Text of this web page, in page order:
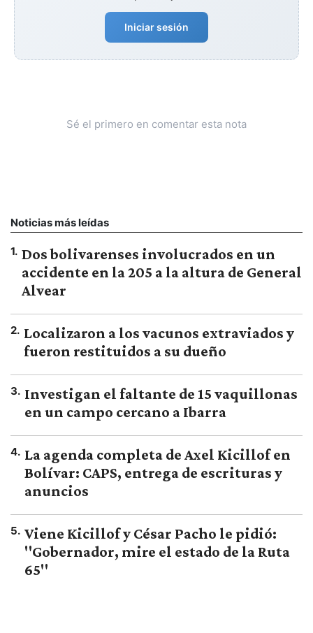
Iniciar sesión
Sé el primero en comentar esta nota
Noticias más leídas
1. Dos bolivarenses involucrados en un
accidente en la 205 a la altura de General
Alvear
2. Localizaron a los vacunos extraviados y
fueron restituidos a su dueño
3. Investigan el faltante de 15 vaquillonas
en un campo cercano a Ibarra
4. La agenda completa de Axel Kicillof en
Bolívar: CAPS, entrega de escrituras y
anuncios
5. Viene Kicillof y César Pacho le pidió:
"Gobernador, mire el estado de la Ruta
65"